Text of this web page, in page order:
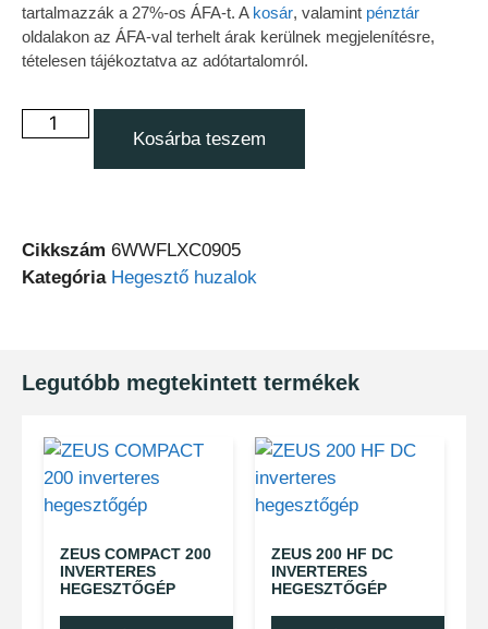
tartalmazzák a 27%-os ÁFA-t. A kosár, valamint pénztár
oldalakon az ÁFA-val terhelt árak kerülnek megjelenítésre,
tételesen tájékoztatva az adótartalomról.
Kosárba teszem
Cikkszám 6WWFLXC0905
Kategória Hegesztő huzalok
Legutóbb megtekintett termékek
ZEUS COMPACT 200
INVERTERES
HEGESZTŐGÉP
ZEUS 200 HF DC
INVERTERES
HEGESZTŐGÉP